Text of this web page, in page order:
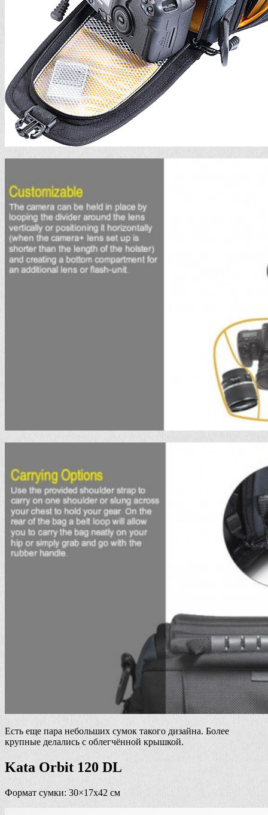
Есть еще пара небольших сумок такого дизайна. Более
крупные делались с облегчённой крышкой.
Kata Orbit 120 DL
Формат сумки: 30×17х42 см